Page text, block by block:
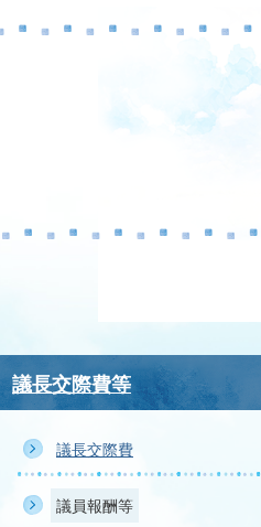
議長交際費等
議長交際費
議員報酬等